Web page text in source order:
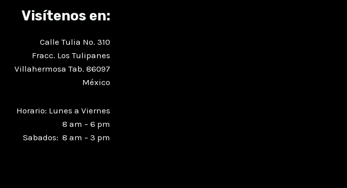
Visítenos en:
Calle Tulia No. 310
Fracc. Los Tulipanes
Villahermosa Tab. 86097
México
Horario: Lunes a Viernes
8 am – 6 pm
Sabados: 8 am – 3 pm